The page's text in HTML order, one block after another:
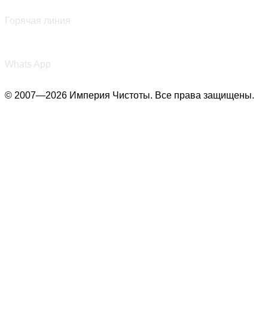
Горячая линия
Whats App
© 2007—2026 Империя Чистоты. Все права защищены.